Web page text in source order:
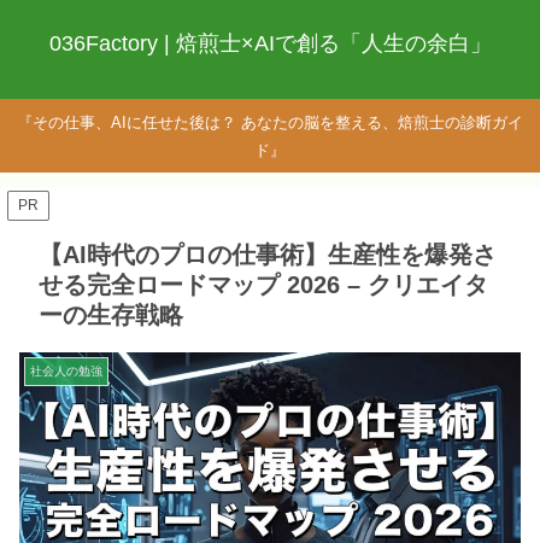
036Factory | 焙煎士×AIで創る「人生の余白」
『その仕事、AIに任せた後は？ あなたの脳を整える、焙煎士の診断ガイ
ド』
PR
【AI時代のプロの仕事術】生産性を爆発さ
せる完全ロードマップ 2026 – クリエイタ
ーの生存戦略
社会人の勉強